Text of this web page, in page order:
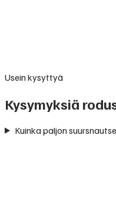
Usein kysyttyä
Kysymyksiä
Kuinka paljon